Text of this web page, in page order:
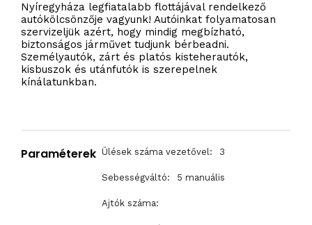
Nyíregyháza legfiatalabb flottájával rendelkező
autókölcsönzője vagyunk! Autóinkat folyamatosan
szervizeljük azért, hogy mindig megbízható,
biztonságos járművet tudjunk bérbeadni.
Személyautók, zárt és platós kisteherautók,
kisbuszok és utánfutók is szerepelnek
kínálatunkban.
Paraméterek Ülések száma vezetővel: 3
Sebességváltó: 5 manuális
Ajtók száma: